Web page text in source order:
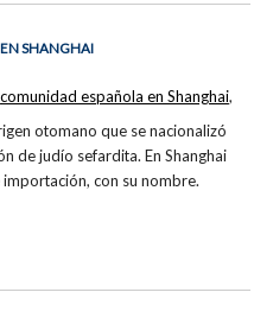
EN SHANGHAI
otomano que se nacionalizó
de judío sefardita. En Shanghai
con su nombre.
comunidad española en Shanghai,